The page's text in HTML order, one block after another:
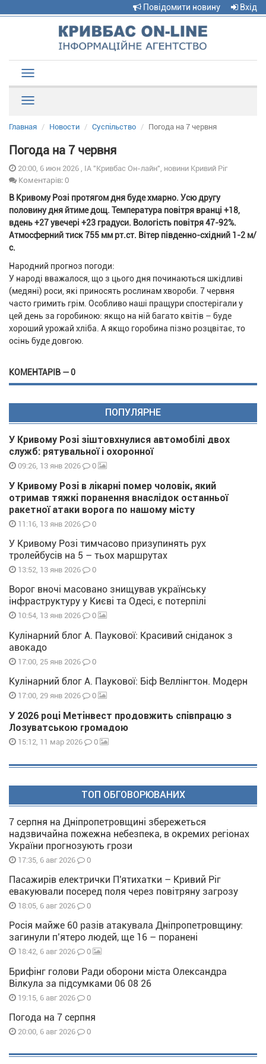
Повідомити новину Вхід
navigation
Главная Новости Суспільство Погода на 7 червня
Погода на 7 червня
20:00, 6 июн 2026 , ІА "Кривбас Он-лайн", новини Кривий Ріг
Коментарів: 0
В Кривому Розі протягом дня буде хмарно. Усю другу
половину дня йтиме дощ. Температура повітря вранці +18,
вдень +27 увечері +23 градуси. Вологість повітря 47-92%.
Атмосферний тиск 755 мм рт.ст. Вітер південно-східний 1-2 м/
с.
Народний прогноз погоди:
У народі вважалося, що з цього дня починаються шкідливі
(медяні) роси, які приносять рослинам хвороби. 7 червня
часто гримить грім. Особливо наші пращури спостерігали у
цей день за горобиною: якщо на ній багато квітів – буде
хороший урожай хліба. А якщо горобина пізно розцвітає, то
осінь буде довгою.
КОМЕНТАРІВ — 0
ПОПУЛЯРНЕ
У Кривому Розі зіштовхнулися автомобілі двох
служб: рятувальної і охоронної
09:26, 13 янв 2026 0
У Кривому Розі в лікарні помер чоловік, який
отримав тяжкі поранення внаслідок останньої
ракетної атаки ворога по нашому місту
11:16, 13 янв 2026 0
У Кривому Розі тимчасово призупинять рух
тролейбусів на 5 – тьох маршрутах
13:52, 13 янв 2026 0
Ворог вночі масовано знищував українську
інфраструктуру у Києві та Одесі, є потерпілі
10:54, 13 янв 2026 0
Кулінарний блог А. Паукової: Красивий сніданок з
авокадо
17:00, 25 янв 2026 0
Кулінарний блог А. Паукової: Біф Веллінгтон. Модерн
17:00, 29 янв 2026 0
У 2026 році Метінвест продовжить співпрацю з
Лозуватською громадою
15:12, 11 мар 2026 0
ТОП ОБГОВОРЮВАНИХ
7 серпня на Дніпропетровщині збережеться
надзвичайна пожежна небезпека, в окремих регіонах
України прогнозують грози
17:35, 6 авг 2026 0
Пасажирів електрички П'ятихатки – Кривий Ріг
евакуювали посеред поля через повітряну загрозу
18:05, 6 авг 2026 0
Росія майже 60 разів атакувала Дніпропетровщину:
загинули п’ятеро людей, ще 16 – поранені
18:42, 6 авг 2026 0
Брифінг голови Ради оборони міста Олександра
Вілкула за підсумками 06 08 26
19:15, 6 авг 2026 0
Погода на 7 серпня
20:00, 6 авг 2026 0